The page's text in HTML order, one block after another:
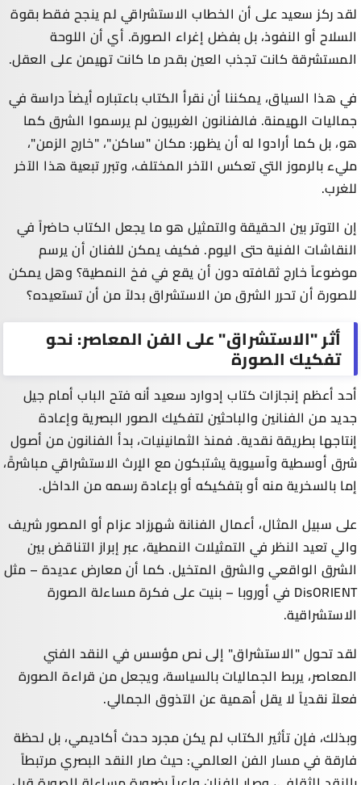
لقد ركز سعيد على أن الخطاب الاستشراقي لم ينجح فقط بقوة
السلاح أو النفوذ، بل بفضل إغراء الصورة. أي أن اللوحة
المستشرقة كانت تجذب العين بقدر ما كانت تهيمن على العقل.
في هذا السياق، يمكننا أن نقرأ الكتاب باعتباره أيضاً دراسة في
جماليات الهيمنة. فالفنانون الغربيون لم يرسموا الشرق كما
هو، بل كما أرادوا له أن يظهر: مكان "ساكن"، "خارج الزمن"،
مليء بالرموز التي تعكس الآخر المختلف، وتبرر تبعية هذا الآخر
للغرب.
إن التوتر بين الحقيقة والتمثيل هو ما يجعل الكتاب حاضراً في
النقاشات الفنية حتى اليوم. فكيف يمكن للفنان أن يرسم
موضوعاً خارج ثقافته دون أن يقع في فخ النمطية؟ وهل يمكن
للصورة أن تحرر الشرق من الاستشراق بدلاً من أن تستعيده؟
أثر "الاستشراق" على الفن المعاصر: نحو
تفكيك الصورة
أحد أعظم إنجازات كتاب إدوارد سعيد أنه فتح الباب أمام جيل
جديد من الفنانين والباحثين لتفكيك الصور البصرية وإعادة
إنتاجها بطريقة نقدية. فمنذ الثمانينيات، بدأ الفنانون من أصول
شرق أوسطية وآسيوية يشتبكون مع الإرث الاستشراقي مباشرةً،
إما بالسخرية منه أو بتفكيكه أو بإعادة رسمه من الداخل.
على سبيل المثال، أعمال الفنانة شهرزاد عزام أو المصور شريف
والي تعيد النظر في التمثيلات النمطية، عبر إبراز التناقض بين
الشرق الواقعي والشرق المتخيل. كما أن معارض عديدة – مثل
DisORIENT في أوروبا – بنيت على فكرة مساءلة الصورة
الاستشراقية.
لقد تحول "الاستشراق" إلى نص مؤسس في النقد الفني
المعاصر، يربط الجماليات بالسياسة، ويجعل من قراءة الصورة
فعلاً نقدياً لا يقل أهمية عن التذوق الجمالي.
وبذلك، فإن تأثير الكتاب لم يكن مجرد حدث أكاديمي، بل لحظة
فارقة في مسار الفن العالمي: حيث صار النقد البصري مرتبطاً